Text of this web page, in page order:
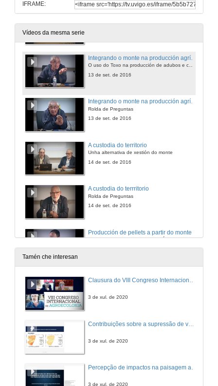
IFRAME:
Vídeos da mesma serie
Biomasa Forestal
O uso do Toxo na producción de adubos e compost
13 de set. de 2016
Integrando o monte na producción agrícola
Rolda de Preguntas
13 de set. de 2016
A custodia do territorio
Unha alternativa de xestión do monte
14 de set. de 2016
A custodia do terrritorio
Rolda de Preguntas
14 de set. de 2016
Producción de pellets a partir do monte
Intervención de Francisco Javier Álvarez Pereiro
14 de set. de 2016
Rolda de Preguntas
Diversos exemplos de iniciativas sociais
A xestión colectiva de montes privados
Rolda de Preguntas
Tamén che interesan
Clausura do VIII Congreso Internacional de Agroecoloxía
3 de xul. de 2020
3 de xul. de 2020
Percepção de impactos na paisagem acerca da implantação de parques eólicos em Caetés – Pernambuco no nordeste brasileiro
3 de xul. de 2020